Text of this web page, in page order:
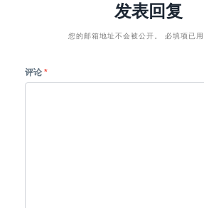
发表回复
您的邮箱地址不会被公开。 必填项已用
评论 *